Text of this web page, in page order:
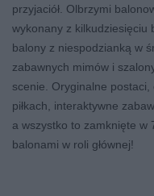
przyjaciół. Olbrzymi
wykonany z kilkudziesięciu
balony z niespodzianką w
zabawnych mimów i
scenie. Oryginalne
piłkach, interaktywne
a wszystko to zamknięte w
balonami w roli głównej!